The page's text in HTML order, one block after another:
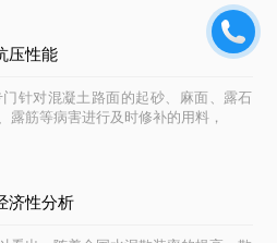
压性能
针对混凝土路面的起砂、麻面、露石
露筋等病害进行及时修补的用料，
济性分析